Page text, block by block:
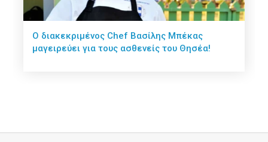
Ο διακεκριμένος Chef Βασίλης Μπέκας
μαγειρεύει για τους ασθενείς του Θησέα!